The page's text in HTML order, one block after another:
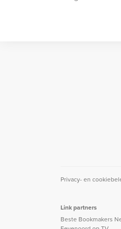
Privacy- en
Link partners
Beste Bookmakers